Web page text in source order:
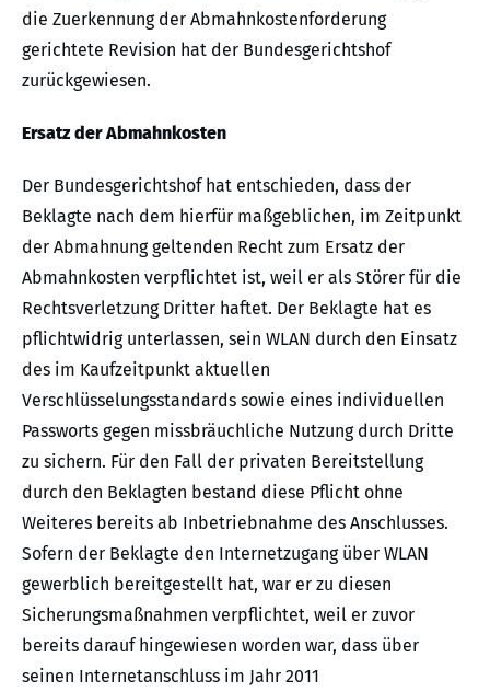
die Zuerkennung der Abmahnkostenforderung
gerichtete Revision hat der Bundesgerichtshof
zurückgewiesen.
Ersatz der Abmahnkosten
Der Bundesgerichtshof hat entschieden, dass der
Beklagte nach dem hierfür maßgeblichen, im Zeitpunkt
der Abmahnung geltenden Recht zum Ersatz der
Abmahnkosten verpflichtet ist, weil er als Störer für die
Rechtsverletzung Dritter haftet. Der Beklagte hat es
pflichtwidrig unterlassen, sein WLAN durch den Einsatz
des im Kaufzeitpunkt aktuellen
Verschlüsselungsstandards sowie eines individuellen
Passworts gegen missbräuchliche Nutzung durch Dritte
zu sichern. Für den Fall der privaten Bereitstellung
durch den Beklagten bestand diese Pflicht ohne
Weiteres bereits ab Inbetriebnahme des Anschlusses.
Sofern der Beklagte den Internetzugang über WLAN
gewerblich bereitgestellt hat, war er zu diesen
Sicherungsmaßnahmen verpflichtet, weil er zuvor
bereits darauf hingewiesen worden war, dass über
seinen Internetanschluss im Jahr 2011